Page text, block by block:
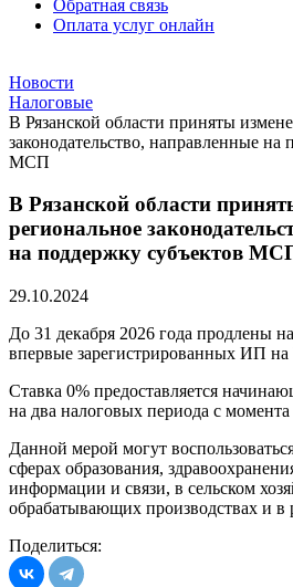
Обратная связь
Оплата услуг онлайн
Новости
Налоговые
В Рязанской области приняты
законодательство, направленные на
МСП
В Рязанской области
региональное
на поддержку субъектов
29.10.2024
До 31 декабря 2026 года продлены
впервые зарегистрированных ИП
Ставка 0% предоставляется
на два налоговых периода с момента
Данной мерой могут
сферах образования,
информации и связи, в сельском
обрабатывающих производствах и в
Поделиться: